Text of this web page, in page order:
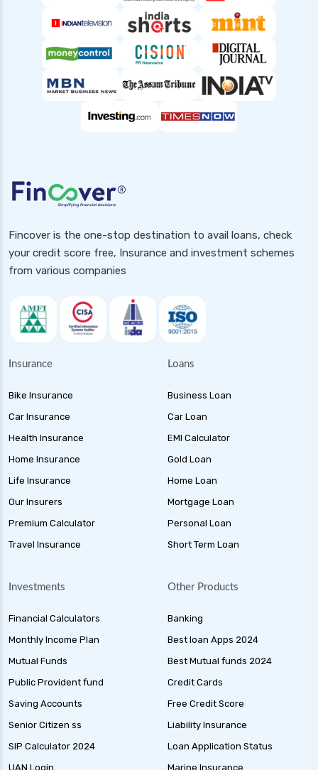
Fincover is the one-stop destination to avail loans, check
your credit score free, Insurance and investment schemes
from various companies
Insurance
Bike Insurance
Car Insurance
Health Insurance
Home Insurance
Life Insurance
Our Insurers
Premium Calculator
Travel Insurance
Loans
Business Loan
Car Loan
EMI Calculator
Gold Loan
Home Loan
Mortgage Loan
Personal Loan
Short Term Loan
Investments
Financial Calculators
Monthly Income Plan
Mutual Funds
Public Provident fund
Saving Accounts
Senior Citizen ss
SIP Calculator 2024
UAN Login
Other Products
Banking
Best loan Apps 2024
Best Mutual funds 2024
Credit Cards
Free Credit Score
Liability Insurance
Loan Application Status
Marine Insurance